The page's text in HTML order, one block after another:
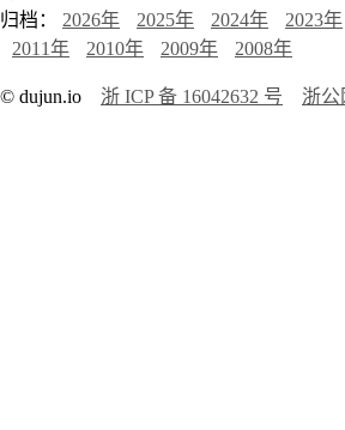
归档： 2026年 2025年 2024年 2023年
2011年
2010年 2009年 2008年
© dujun.io 浙 ICP 备 16042632 号 浙公